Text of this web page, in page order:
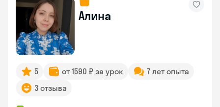
Алина
5 от 1590 ₽ за урок
7 лет опыта
3 отзыва